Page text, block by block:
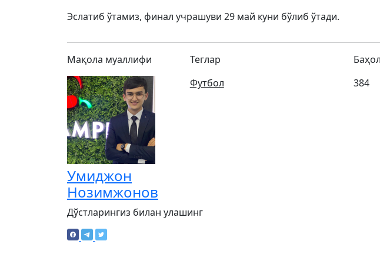
Эслатиб ўтамиз, финал учрашуви 29 май куни бўлиб ўтади.
Мақола муаллифи
Умиджон
Нозимжонов
Теглар
Футбол
384
Дўстларингиз билан улашинг